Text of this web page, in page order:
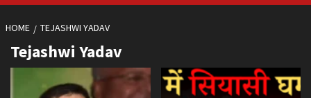
HOME TEJASHWI YADAV
Tejashwi Yadav